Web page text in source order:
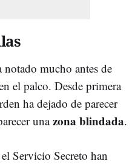
notado mucho antes de
el palco. Desde primera
ha dejado de parecer
unazona blindada.
Servicio Secreto han